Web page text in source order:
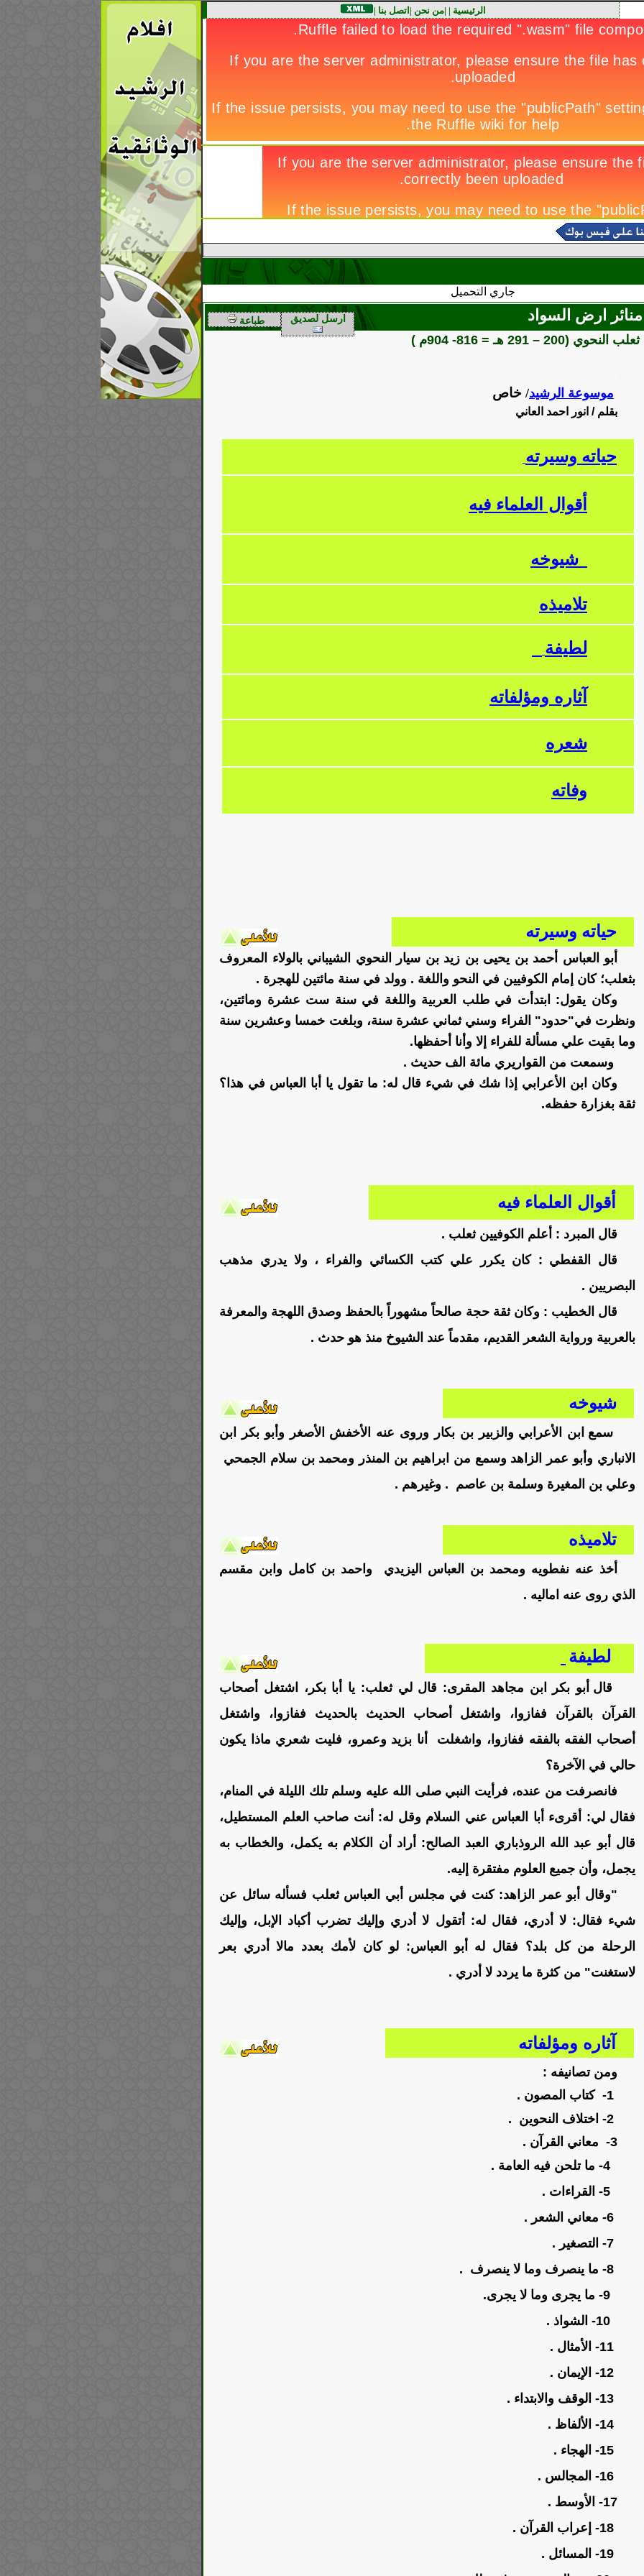
الرئيسية |
|من نحن | اتصل بنا |
جاري التحميل
طباعة ارسل لصديق منائر ارض السواد
ثعلب النحوي (200 – 291 هـ = 816- 904م )
موسوعة الرشيد/خاص
بقلم / انور احمد العاني
حياته وسيرته
أقوال العلماء فيه
شيوخه
تلاميذه
لطيفة
ثاره ومؤلفاته
شعره
وفاته
حياته وسيرته
أبو العباس أحمد بن يحيى بن زيد بن سيار النحوي الشيباني بالولاء المعروف
بثعلب؛ كان إمام الكوفيين في النحو واللغة . وولد في سنة مائتين للهجرة .
وكان يقول: ابتدأت في طلب العربية واللغة في سنة ست عشرة ومائتين،
ونظرت في"حدود" الفراء وسني ثماني عشرة سنة، وبلغت خمسا وعشرين سنة
وما بقيت علي مسألة للفراء إلا وأنا أحفظها.
وسمعت من القواريري مائة الف حديث .
وكان ابن الأعرابي إذا شك في شيء قال له: ما تقول يا أبا العباس في هذا؟
ثقة بغزارة حفظه.
أقوال العلماء فيه
قال المبرد : أعلم الكوفيين ثعلب .
قال القفطي : كان يكرر علي كتب الكسائي والفراء ، ولا يدري مذهب
البصريين .
قال الخطيب : وكان ثقة حجة صالحاً مشهوراً بالحفظ وصدق اللهجة والمعرفة
بالعربية ورواية الشعر القديم، مقدماً عند الشيوخ منذ هو حدث .
شيوخه
سمع ابن الأعرابي والزبير بن بكار وروى عنه الأخفش الأصغر وأبو بكر ابن
الانباري وأبو عمر الزاهد وسمع من ابراهيم بن المنذر ومحمد بن سلام الجمحي
وعلي بن المغيرة وسلمة بن عاصم . وغيرهم .
تلاميذه
أخذ عنه نفطويه ومحمد بن العباس اليزيدي واحمد بن كامل وابن مقسم
الذي روى عنه اماليه .
لطيفة
قال أبو بكر ابن مجاهد المقرى: قال لي ثعلب: يا أبا بكر، اشتغل أصحاب
القرآن بالقرآن ففازوا، واشتغل أصحاب الحديث بالحديث ففازوا، واشتغل
أصحاب الفقه بالفقه ففازوا، واشغلت أنا بزيد وعمرو، فليت شعري ماذا يكون
حالي في الآخرة؟
فانصرفت من عنده، فرأيت النبي صلى الله عليه وسلم تلك الليلة في المنام،
فقال لي: أقرىء أبا العباس عني السلام وقل له: أنت صاحب العلم المستطيل،
قال أبو عبد الله الروذباري العبد الصالح: أراد أن الكلام به يكمل، والخطاب به
يجمل، وأن جميع العلوم مفتقرة إليه.
"وقال أبو عمر الزاهد: كنت في مجلس أبي العباس ثعلب فسأله سائل عن
شيء فقال: لا أدري، فقال له: أتقول لا أدري وإليك تضرب أكباد الإبل، وإليك
الرحلة من كل بلد؟ فقال له أبو العباس: لو كان لأمك بعدد مالا أدري بعر
لاستغنت" من كثرة ما يردد لا أدري .
آثاره ومؤلفاته
ومن تصانيفه :
3- معاني القرآن .
17- الأوسط .